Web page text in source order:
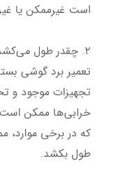
است غیرممکن یا
۲. چقدر طول
تعمیر برد گوشی
تجهیزات موجود و
خرابی‌ها ممکن
که در برخی
طول بکشد.